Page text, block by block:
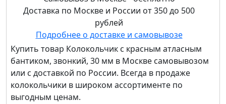
Доставка по Москве и России от 350 до 500
рублей
Подробнее о доставке и самовывозе
Купить товар Колокольчик с красным атласным
бантиком, звонкий, 30 мм в Москве самовывозом
или с доставкой по России. Всегда в продаже
колокольчики в широком ассортименте по
выгодным ценам.